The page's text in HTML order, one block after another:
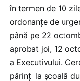
în termen de 10
ordonanțe de
până pe 22
aprobat joi, 12
a Executivului.
părinți la școală